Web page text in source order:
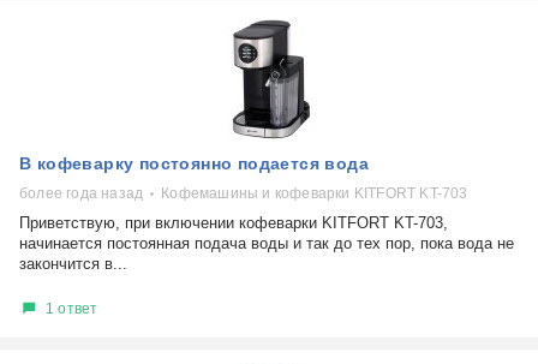
самопроизвольное выключение
выдает ошибку
плохо работает
решение проблемы
В кофеварку постоянно подается вода
более года назад Кофемашины и кофеварки KITFORT KT-703
Приветствую, при включении кофеварки KITFORT KT-703,
начинается постоянная подача воды и так до тех пор, пока вода не
закончится в...
1 ответ